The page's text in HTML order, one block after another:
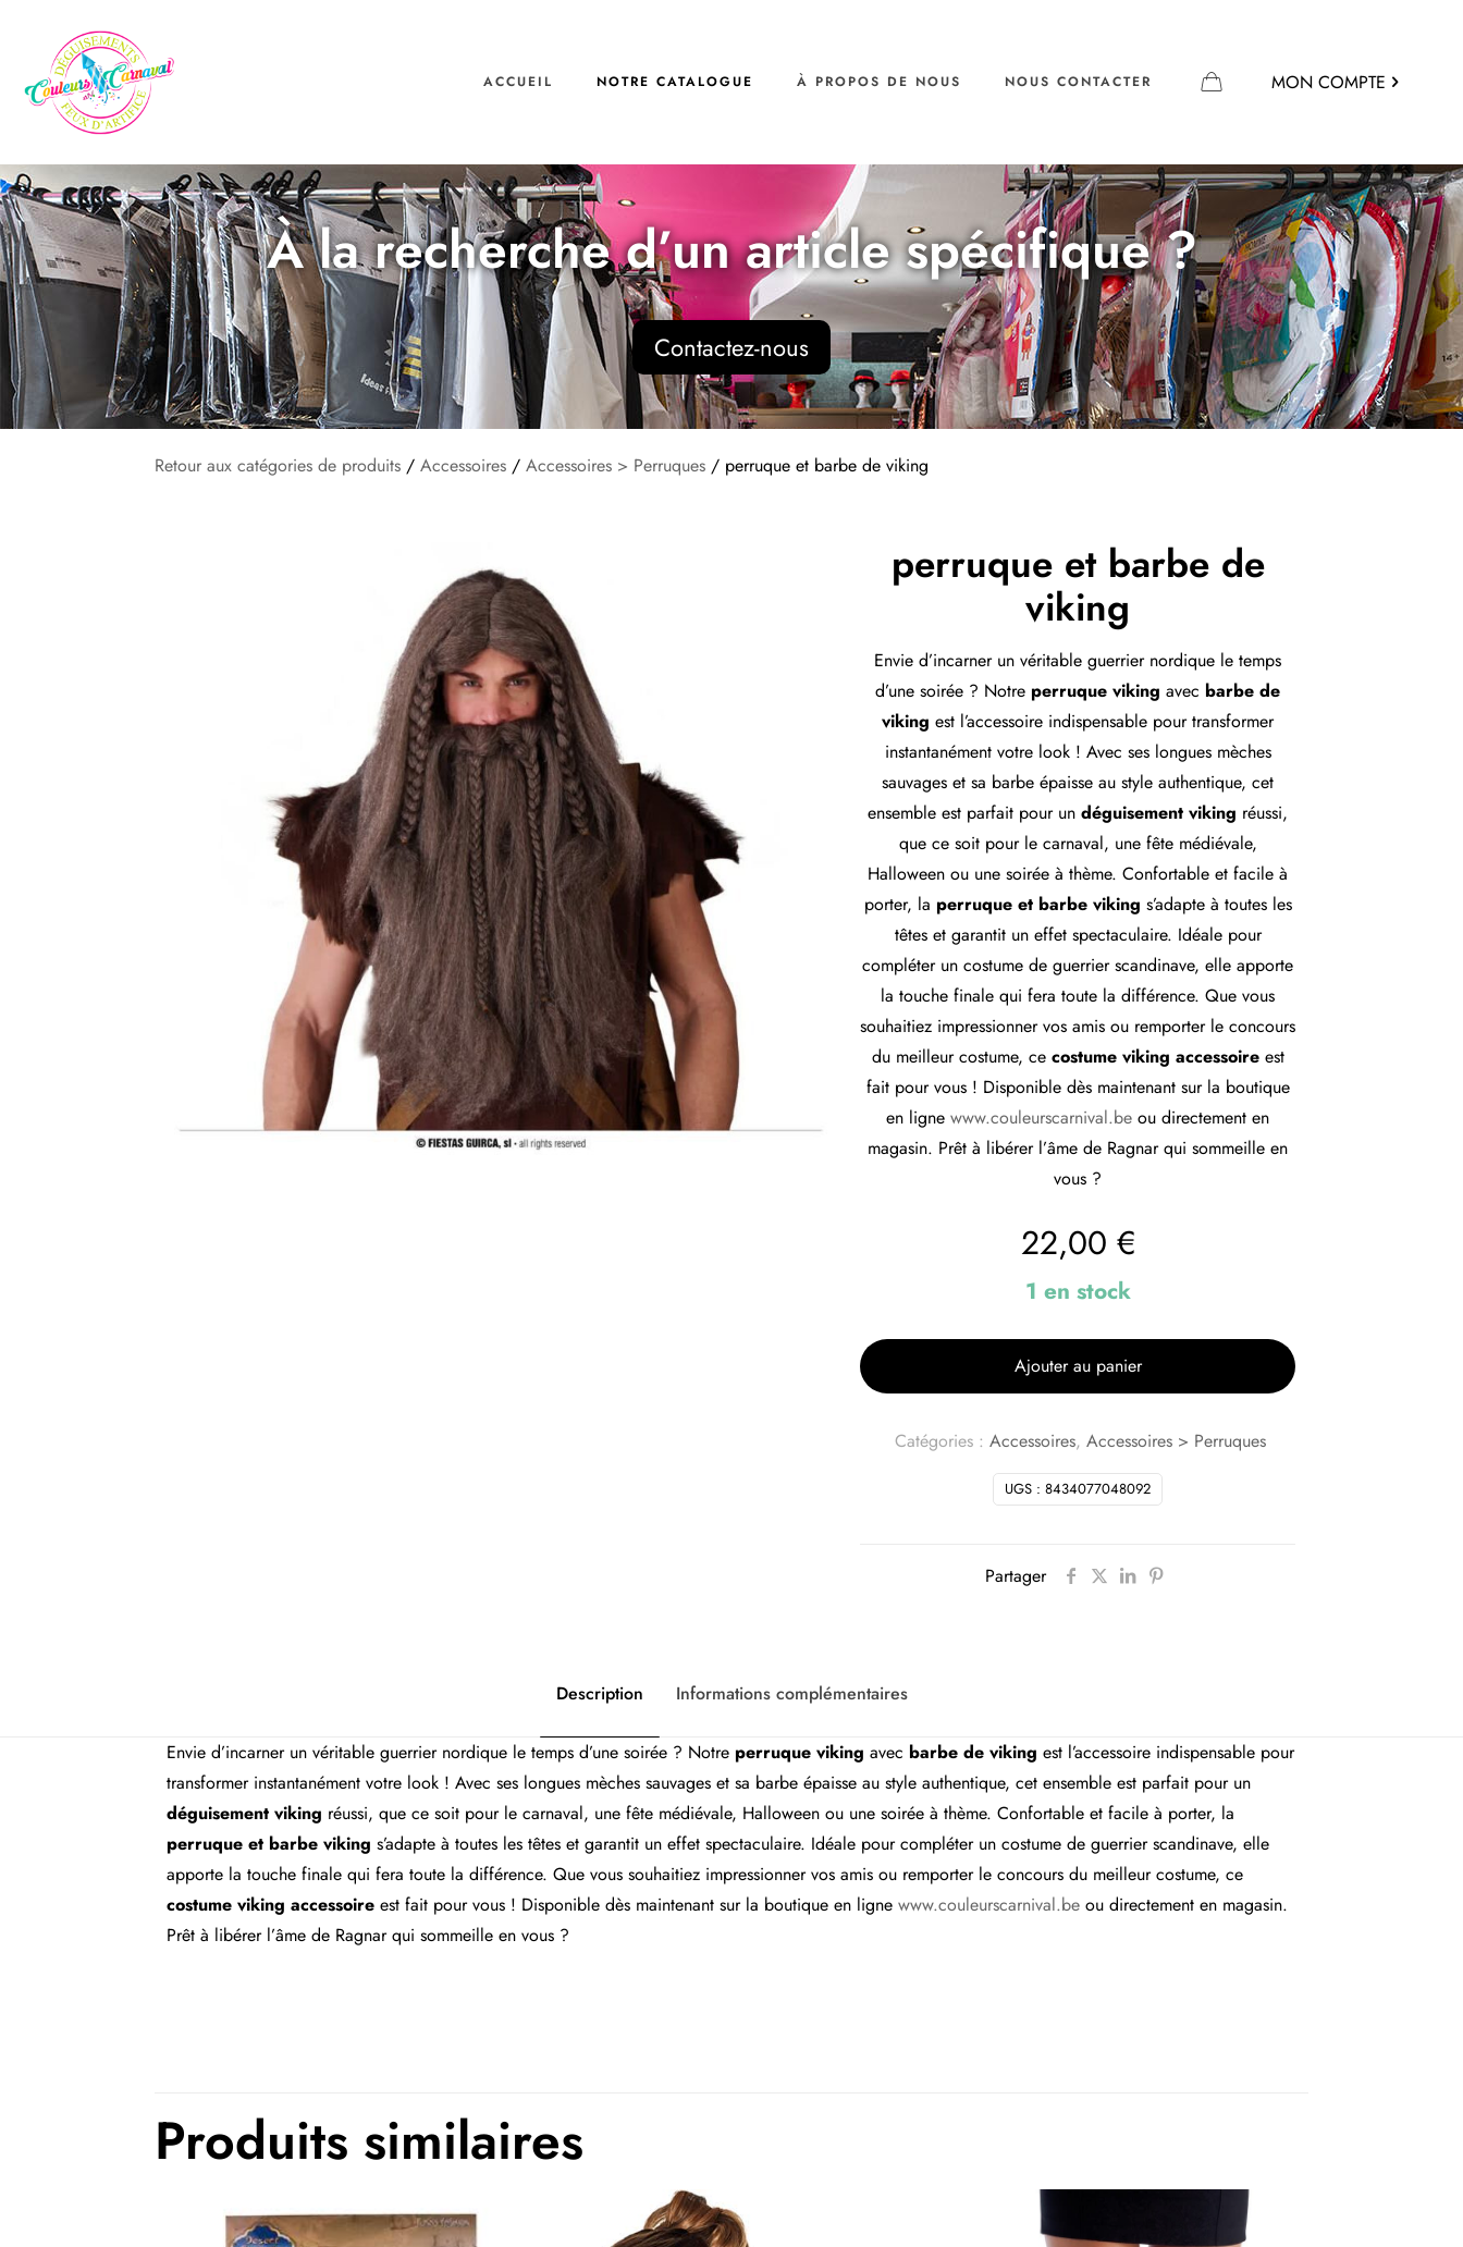
ACCUEIL NOTRE CATALOGUE À PROPOS DE NOUS NOUS CONTACTER MON COMPTE
À la recherche d’un article spécifique ?
Contactez-nous
Retour aux catégories de produits / Accessoires / Accessoires > Perruques / perruque et barbe de viking
perruque et barbe de
viking
Envie d’incarner un véritable guerrier nordique le temps
d’une soirée ? Notre perruque viking avec barbe de
viking est l’accessoire indispensable pour transformer
instantanément votre look ! Avec ses longues mèches
sauvages et sa barbe épaisse au style authentique, cet
ensemble est parfait pour un déguisement viking réussi,
que ce soit pour le carnaval, une fête médiévale,
Halloween ou une soirée à thème. Confortable et facile à
porter, la perruque et barbe viking s’adapte à toutes les
têtes et garantit un effet spectaculaire. Idéale pour
compléter un costume de guerrier scandinave, elle apporte
la touche finale qui fera toute la différence. Que vous
souhaitiez impressionner vos amis ou remporter le concours
du meilleur costume, ce costume viking accessoireest
fait pour vous ! Disponible dès maintenant sur la boutique
en ligne www.couleurscarnival.be ou directement en
magasin. Prêt à libérer l’âme de Ragnar qui sommeille en
vous ?
22,00 €
1 en stock
Ajouter au panier
UGS : 8434077048092
Catégories : Accessoires, Accessoires > Perruques
Partager
Description Informations complémentaires
Envie d’incarner un véritable guerrier nordique le temps d’une soirée ? Notre perruque viking avec barbe de viking est l’accessoire indispensable pour
transformer instantanément votre look ! Avec ses longues mèches sauvages et sa barbe épaisse au style authentique, cet ensemble est parfait pour un
déguisement viking réussi, que ce soit pour le carnaval, une fête médiévale, Halloween ou une soirée à thème. Confortable et facile à porter, la
perruque et barbe viking s’adapte à toutes les têtes et garantit un effet spectaculaire. Idéale pour compléter un costume de guerrier scandinave, elle
apporte la touche finale qui fera toute la différence. Que vous souhaitiez impressionner vos amis ou remporter le concours du meilleur costume, ce
costume viking accessoireest fait pour vous ! Disponible dès maintenant sur la boutique en ligne www.couleurscarnival.beou directement en magasin.
Prêt à libérer l’âme de Ragnar qui sommeille en vous ?
Produits similaires